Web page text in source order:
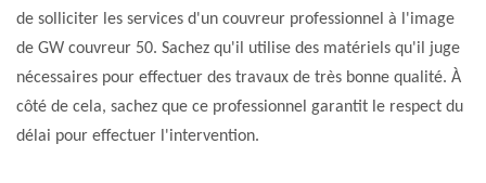
de solliciter les services d'un couvreur professionnel à l'image
de GW couvreur 50. Sachez qu'il utilise des matériels qu'il juge
nécessaires pour effectuer des travaux de très bonne qualité. À
côté de cela, sachez que ce professionnel garantit le respect du
délai pour effectuer l'intervention.